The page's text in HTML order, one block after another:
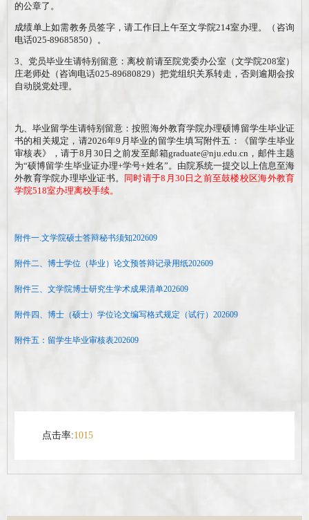
的公章了。
成绩单上如需教务员签字，请工作日上午至文学院214室办理。（咨询
电话025-89685850 ）。
3、党员毕业生请特别留意：离校前请至院党委办公室（文学院208室）
庄老师处（咨询电话025-89680829 ）把党组织关系转走，否则逾期会按
自动脱党处理。
九、毕业留学生请特别留意：按照海外教育学院办理硕博留学生毕业证
书的相关规定，请2026年9 月 毕业的留学生填写附件五：《留学生毕业
审核表》，请于8 月 30 日 之前发至邮箱graduate@nju.edu.cn，邮件主题
为“硕博留学生毕业证办理+学号+姓名”。由院系统一提交以上信息至海
外教育学院办理毕业证书。
同时请于8 月 30 日 之前至鼓楼校区海外教育
学院518室办理离校手续。
附件一.文学院硕士答辩秘书须知202609
附件二、博士学位（毕业）论文预答辩记录用纸202609
附件三、文学院博士研究生学术成果清单202609
附件四、博士（硕士）学位论文编写格式规定（试行）202609
附件五：留学生毕业审核表202609
点击率:1015